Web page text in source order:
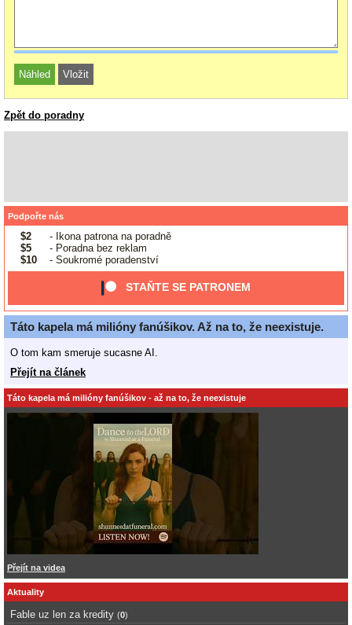
Zpět do poradny
Podpořte nás
$2
- Ikona patrona na poradně
$5
- Poradna bez reklam
$10
- Soukromé poradenství
STAŇTE SE PATRONEM
Táto kapela má milióny fanúšikov. Až na to, že neexistuje.
O tom kam smeruje sucasne AI.
Přejít na článek
Táto kapela má milióny fanúšikov - až na to, že neexistuje
Přejít na videa
Aktuality
Fable uz len za kredity (0)